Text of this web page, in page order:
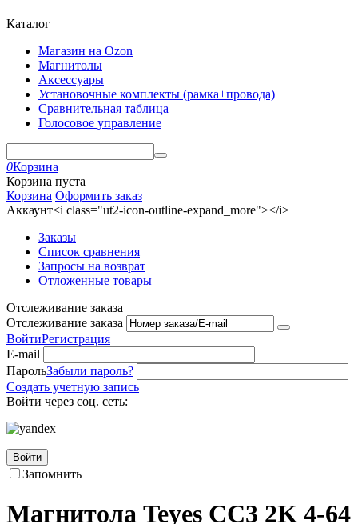
Каталог
Магазин на Ozon
Магнитолы
Аксессуары
Установочные комплекты (рамка+провода)
Сравнительная таблица
Голосовое управление
0Корзина
Корзина пуста
Корзина Оформить заказ
Аккаунт<i class="ut2-icon-outline-expand_more"></i>
Заказы
Список сравнения
Запросы на возврат
Отложенные товары
Отслеживание заказа
Отслеживание заказа
ВойтиРегистрация
E-mail
ПарольЗабыли пароль?
Создать учетную запись
Войти через соц. сеть:
Войти
Запомнить
Магнитола Teyes CC3 2K 4-64